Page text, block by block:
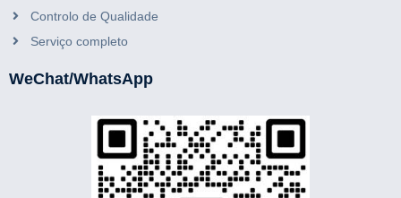
Controlo de Qualidade
Serviço completo
WeChat/WhatsApp